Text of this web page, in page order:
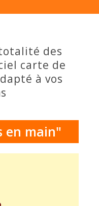
des
carte de
à vos
en main"